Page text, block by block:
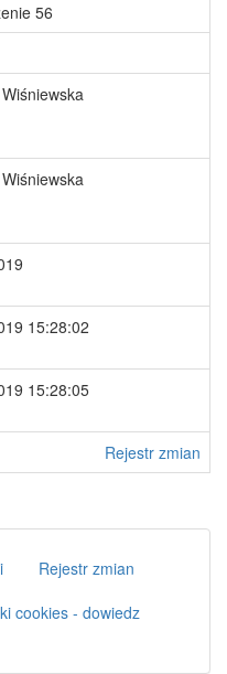
56
15:28:02
15:28:05
Rejestr zmian
Rejestr zmian
cookies - dowiedz